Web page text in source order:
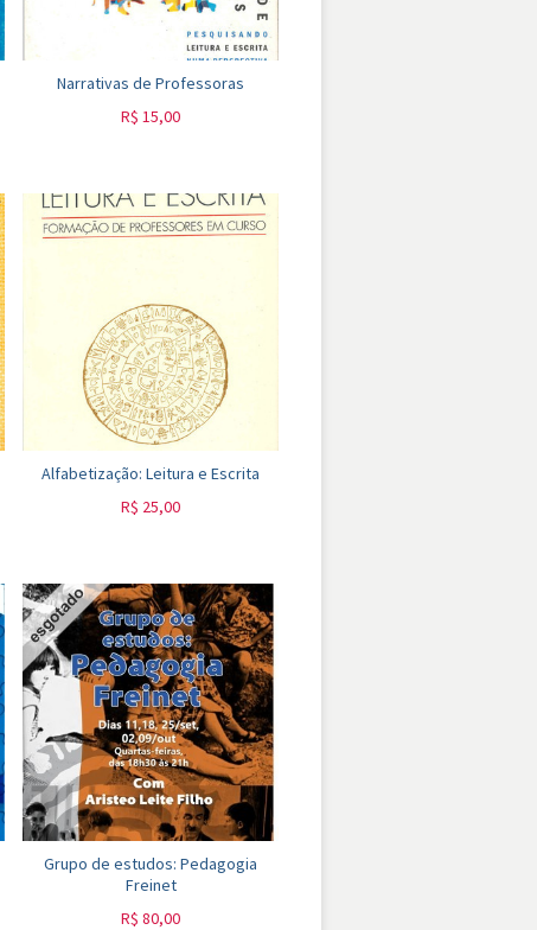
Narrativas de Professoras
R$ 15,00
Alfabetização: Leitura e Escrita
R$ 25,00
Grupo de estudos: Pedagogia
Freinet
R$ 80,00